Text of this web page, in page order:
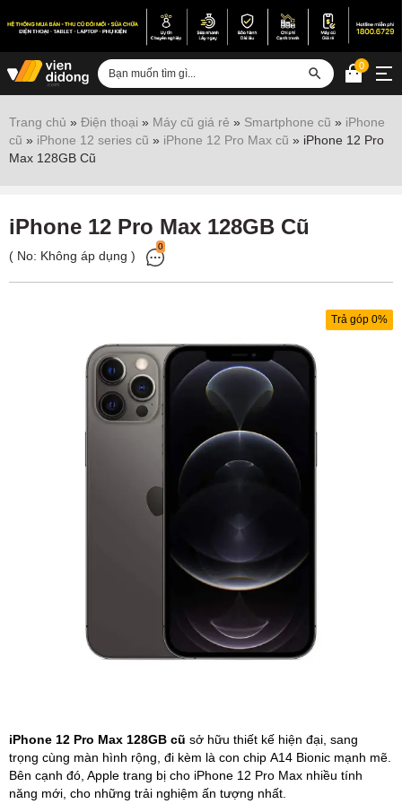
Sửa iPhone
Sửa Vertu
Sửa iPad
Sửa Macbook
Sửa chữa thiết bị khác
Đặt lịch ngay
0
Trang chủ » Điện thoại » Máy cũ giá rẻ » Smartphone cũ » iPhone
cũ » iPhone 12 series cũ » iPhone 12 Pro Max cũ » iPhone 12 Pro
Max 128GB Cũ
iPhone 12 Pro Max 128GB Cũ
( No: Không áp dụng )
0
Trả góp 0%
iPhone 12 Pro Max 128GB cũ sở hữu thiết kế hiện đại, sang
trọng cùng màn hình rộng, đi kèm là con chip A14 Bionic mạnh mẽ.
Bên cạnh đó, Apple trang bị cho iPhone 12 Pro Max nhiều tính
năng mới, cho những trải nghiệm ấn tượng nhất.